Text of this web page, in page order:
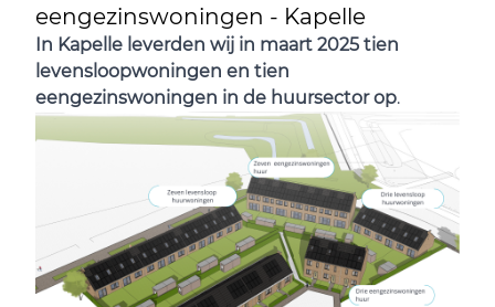
eengezinswoningen - Kapelle
In Kapelle leverden wij in maart 2025 tien
levensloopwoningen en tien
eengezinswoningen in de huursector op.